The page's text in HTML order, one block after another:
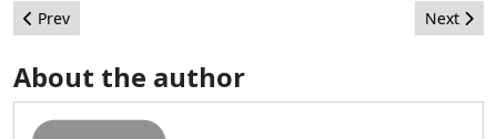
Previous article: Cum munus - J and Beyond 2014
Prev Next
Next
About the author